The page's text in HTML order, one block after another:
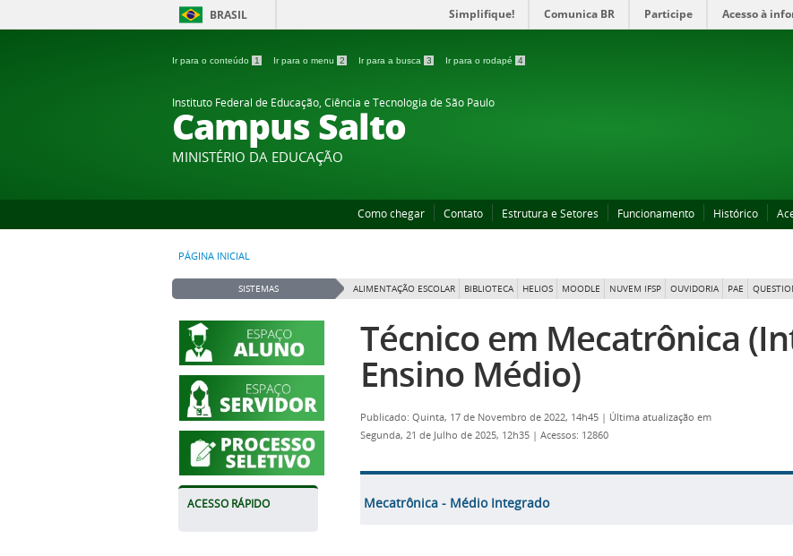
BRASIL Simplifique! Comunica BR Participe Acesso à
Ir para o conteúdo 1 Ir para o menu 2 Ir para a busca 3 Ir para o rodapé 4
Instituto Federal de Educação, Ciência e Tecnologia de São Paulo
Campus Salto
MINISTÉRIO DA EDUCAÇÃO
Como chegar Contato Estrutura e Setores Funcionamento Histórico
PÁGINA INICIAL
SISTEMAS ALIMENTAÇÃO ESCOLAR BIBLIOTECA HELIOS MOODLE NUVEM IFSP OUVIDORIA PAE
ACESSO RÁPIDO
Técnico em Mecatrônica
Ensino Médio)
Publicado: Quinta, 17 de Novembro de 2022, 14h45 | Última atualização em
Segunda, 21 de Julho de 2025, 12h35 | Acessos: 12860
Mecatrônica - Médio Integrado